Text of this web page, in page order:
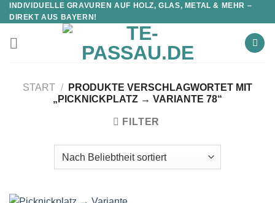
INDIVIDUELLE GRAVUREN AUF HOLZ, GLAS, METAL & MEHR –
DIREKT AUS BAYERN!
START /
PRODUKTE VERSCHLAGWORTET MIT
„PICKNICKPLATZ → VARIANTE 78“
FILTER